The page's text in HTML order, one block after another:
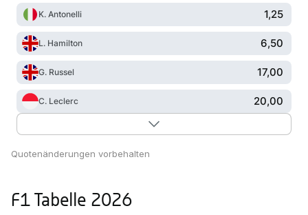
K. Antonelli 1,25
L. Hamilton 6,50
G. Russel 17,00
C. Leclerc 20,00
Quotenänderungen vorbehalten
F1 Tabelle 2026